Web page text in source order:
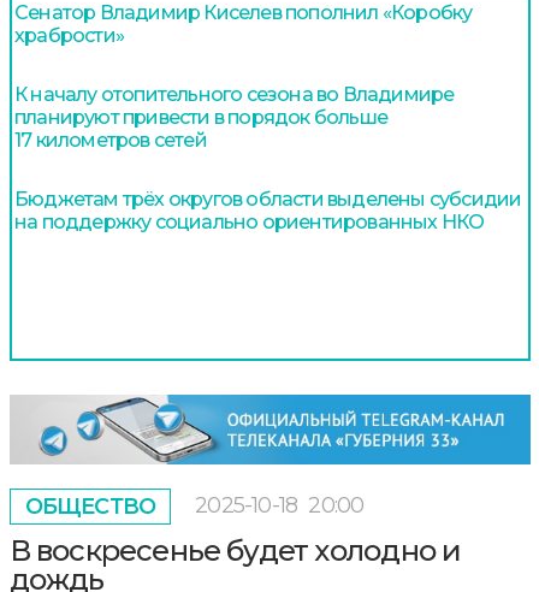
Сенатор Владимир Киселев пополнил «Коробку
храбрости»
К началу отопительного сезона во Владимире
планируют привести в порядок больше
17 километров сетей
Бюджетам трёх округов области выделены субсидии
на поддержку социально ориентированных НКО
ОБЩЕСТВО 2025-10-18 20:00
В воскресенье будет холодно и
дождь